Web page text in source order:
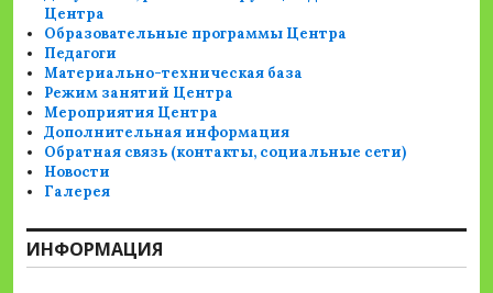
Центра
Образовательные программы Центра
Педагоги
Материально-техническая база
Режим занятий Центра
Мероприятия Центра
Дополнительная информация
Обратная связь (контакты, социальные сети)
Новости
Галерея
ИНФОРМАЦИЯ